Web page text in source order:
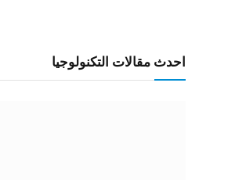
احدث مقالات التكنولوجيا